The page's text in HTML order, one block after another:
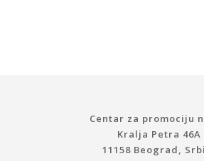
Centar za promociju
Kralja Petra 46A
11158 Beograd,